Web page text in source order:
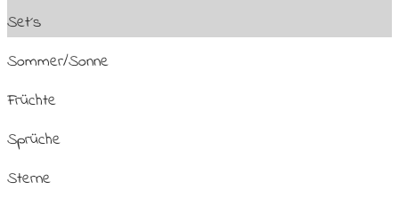
Set´s
Sommer/Sonne
Früchte
Sprüche
Sterne